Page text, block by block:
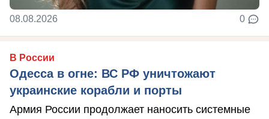
08.08.2026 0
В России
Одесса в огне: ВС РФ уничтожают
украинские корабли и порты
Армия России продолжает наносить системные